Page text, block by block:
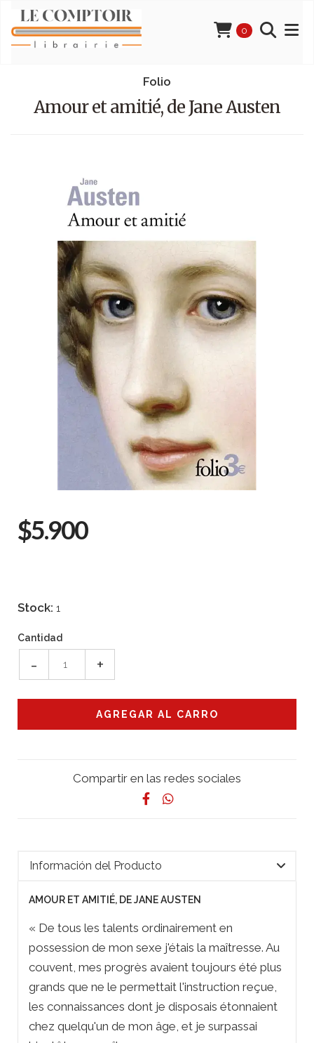
0
Folio
Amour et amitié, de Jane Austen
$5.900
Stock: 1
Cantidad
- +
Compartir en las redes sociales
Información del Producto
AMOUR ET AMITIÉ, DE JANE AUSTEN
« De tous les talents ordinairement en
possession de mon sexe j'étais la maîtresse. Au
couvent, mes progrès avaient toujours été plus
grands que ne le permettait l'instruction reçue,
les connaissances dont je disposais étonnaient
chez quelqu'un de mon âge, et je surpassai